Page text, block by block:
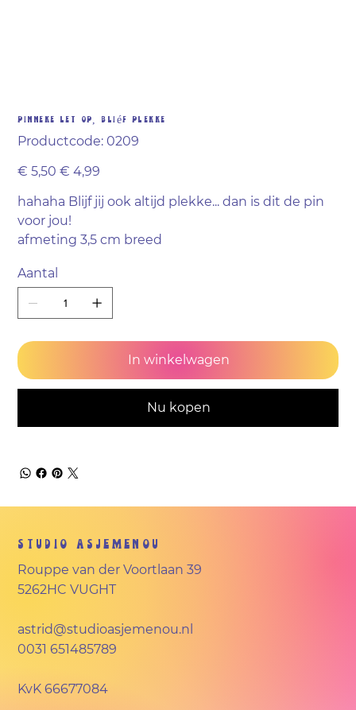
Pinneke Let op, Bliéf Plekke
Productcode: Productcode
0209
0209
Originele
prijs
€ 5,50 Verkoopprijs
€ 4,99
hahaha Blijf jij ook altijd plekke... dan is dit de pin
voor jou!
afmeting 3,5 cm breed
Aantal
In winkelwagen
Nu kopen
Studio Asjemenou
Rouppe van der Voortlaan 39
5262HC VUGHT
astrid@studioasjemenou.nl
0031 651485789
KvK66677084